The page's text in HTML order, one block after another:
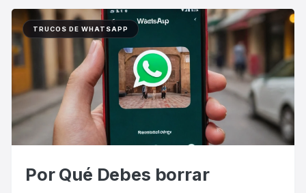
TRUCOS DE WHATSAPP
Por Qué Debes borrar